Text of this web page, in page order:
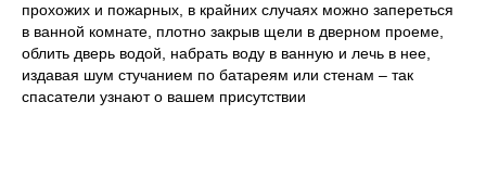
прохожих и пожарных, в крайних случаях можно запереться
в ванной комнате, плотно закрыв щели в дверном проеме,
облить дверь водой, набрать воду в ванную и лечь в нее,
издавая шум стучанием по батареям или стенам – так
спасатели узнают о вашем присутствии